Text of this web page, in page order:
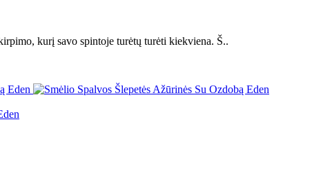
kurį savo spintoje turėtų turėti kiekviena. Š..